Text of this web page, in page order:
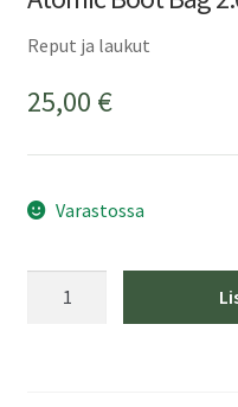
Reput ja laukut
25,00 €
Varastossa